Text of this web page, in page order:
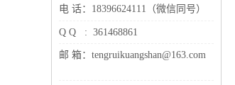
电 话：18396624111（微信同号）
Q Q : 361468861
邮 箱：tengruikuangshan@163.com